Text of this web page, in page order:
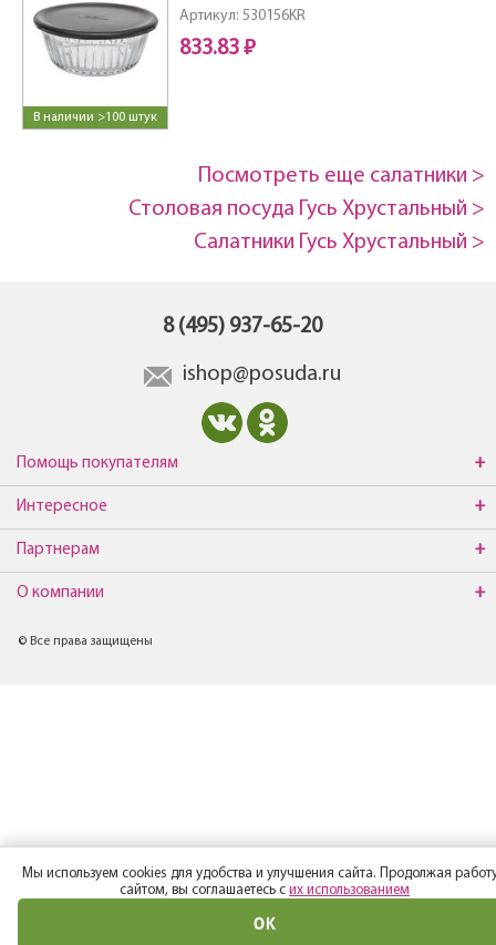
В наличии >100 штук
Артикул: 530156KR
833.83 ₽
Посмотреть еще салатники >
Столовая посуда Гусь Хрустальный >
Салатники Гусь Хрустальный >
8 (495) 937-65-20
ishop@posuda.ru
Помощь покупателям
Интересное
Партнерам
О компании
© Все права защищены
Мы используем cookies для удобства и улучшения сайта. Продолжая
сайтом, вы соглашаетесь с их использованием
ОК